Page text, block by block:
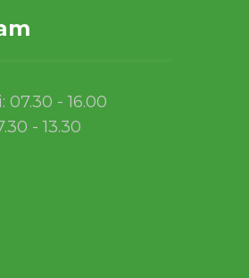
07.30 - 16.00
- 13.30